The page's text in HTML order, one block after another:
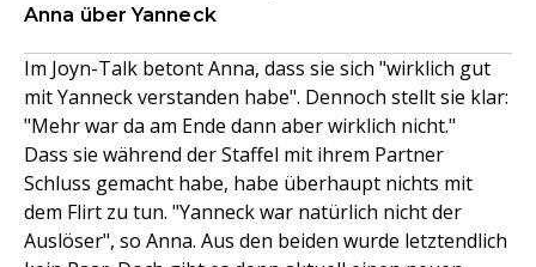
Anna über Yanneck
Im Joyn-Talk betont Anna, dass sie sich "wirklich gut
mit Yanneck verstanden habe". Dennoch stellt sie klar:
"Mehr war da am Ende dann aber wirklich nicht."
Dass sie während der Staffel mit ihrem Partner
Schluss gemacht habe, habe überhaupt nichts mit
dem Flirt zu tun. "Yanneck war natürlich nicht der
Auslöser", so Anna. Aus den beiden wurde letztendlich